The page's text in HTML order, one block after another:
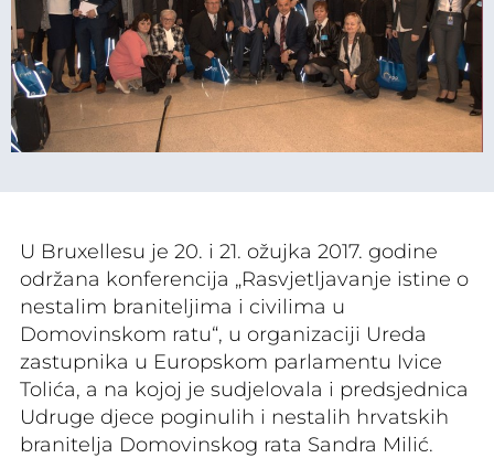
U Bruxellesu je 20. i 21. ožujka 2017. godine
održana konferencija „Rasvjetljavanje istine o
nestalim braniteljima i civilima u
Domovinskom ratu“, u organizaciji Ureda
zastupnika u Europskom parlamentu Ivice
Tolića, a na kojoj je sudjelovala i predsjednica
Udruge djece poginulih i nestalih hrvatskih
branitelja Domovinskog rata Sandra Milić.